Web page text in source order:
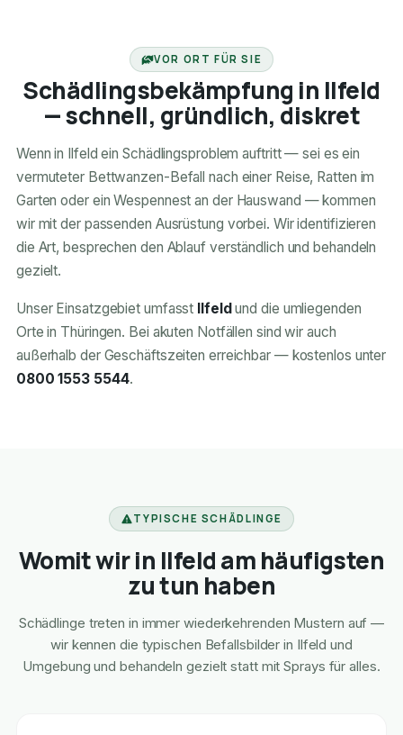
VOR ORT FÜR SIE
Schädlingsbekämpfung in Ilfeld
— schnell, gründlich, diskret
Wenn in Ilfeld ein Schädlingsproblem auftritt — sei es ein
vermuteter Bettwanzen-Befall nach einer Reise, Ratten im
Garten oder ein Wespennest an der Hauswand — kommen
wir mit der passenden Ausrüstung vorbei. Wir identifizieren
die Art, besprechen den Ablauf verständlich und behandeln
gezielt.
Unser Einsatzgebiet umfasst Ilfeld und die umliegenden
Orte in Thüringen. Bei akuten Notfällen sind wir auch
außerhalb der Geschäftszeiten erreichbar — kostenlos unter
0800 1553 5544.
TYPISCHE SCHÄDLINGE
Womit wir in Ilfeld am häufigsten
zu tun haben
Schädlinge treten in immer wiederkehrenden Mustern auf —
wir kennen die typischen Befallsbilder in Ilfeld und
Umgebung und behandeln gezielt statt mit Sprays für alles.